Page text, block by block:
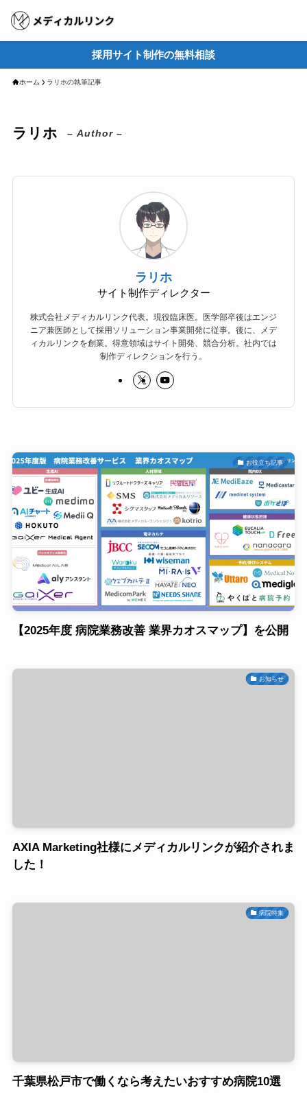
採用サイト制作の無料相談
ホーム ラリホの執筆記事
ラリホ – Author –
ラリホ
サイト制作ディレクター
株式会社メディカルリンク代表。現役臨床医。医学部卒後はエンジ
ニア兼医師として採用ソリューション事業開発に従事。後に、メデ
ィカルリンクを創業。得意領域はサイト開発、競合分析。社内では
制作ディレクションを行う。
お役立ち記事
【2025年度 病院業務改善 業界カオスマップ】を公開
お知らせ
AXIA Marketing社様にメディカルリンクが紹介されま
した！
病院特集
千葉県松戸市で働くなら考えたいおすすめ病院10選